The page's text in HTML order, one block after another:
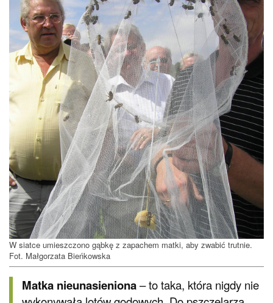
W siatce umieszczono gąbkę z zapachem matki, aby zwabić trutnie.
Fot. Małgorzata Bieńkowska
Matka nieunasieniona– to taka, która nigdy nie